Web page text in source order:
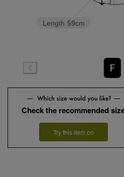
Length 59cm
F
Check the recommended
Try this item on